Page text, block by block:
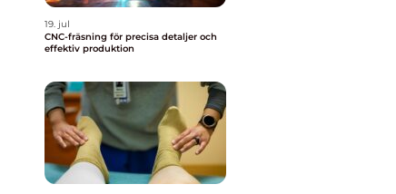
19. jul
CNC-fräsning för precisa detaljer och
effektiv produktion